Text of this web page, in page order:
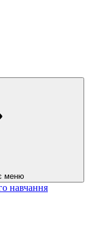
меню
навчання